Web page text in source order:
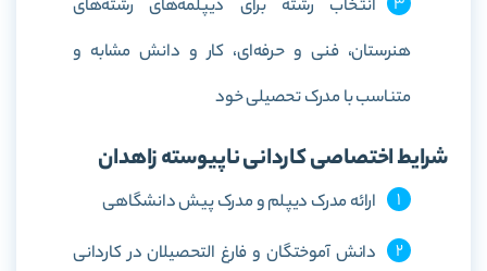
انتخاب رشته برای دیپلمه‌های رشته‌های
هنرستان، فنی و حرفه‌ای، کار و دانش مشابه و
متناسب با مدرک تحصیلی خود
شرایط اختصاصی کاردانی ناپیوسته زاهدان
ارائه مدرک دیپلم و مدرک پیش دانشگاهی
دانش آموختگان و فارغ التحصیلان در کاردانی